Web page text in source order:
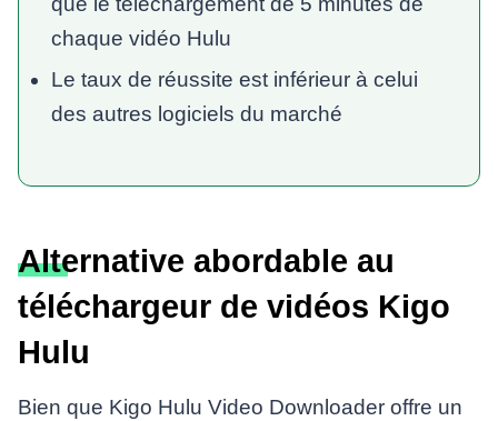
chaque vidéo Hulu
Le taux de réussite est inférieur à celui
des autres logiciels du marché
Alternative abordable au
téléchargeur de vidéos Kigo
Hulu
Bien que Kigo Hulu Video Downloader offre un